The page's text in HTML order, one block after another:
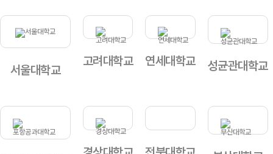
서울대학교
고려대학교 연세대학교 성균관대학교